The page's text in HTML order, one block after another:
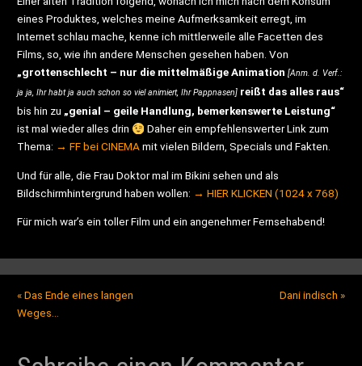
eines Produktes, welches meine Aufmerksamkeit erregt, im
Internet schlau mache, kenne ich mittlerweile alle Facetten des
Films, so, wie ihn andere Menschen gesehen haben. Von
„grottenschlecht – nur die mittelmäßige Animation[Anm. d. Verf.:
ja ja, Ihr habt ja auch schon so viel animiert, Ihr Pappnasen] reißt das alles raus“
bis hin zu „genial – geile Handlung, bemerkenswerte Leistung“
ist mal wieder alles drin
Daher ein empfehlenswerter Link zum
Thema: → FF bei CINEMA mit vielen Bildern, Specials und Fakten.
Und für alle, die Frau Doktor mal im Bikini sehen und als
Bildschirmhintergrund haben wollen: → HIER KLICKEN (1024 x 768)
Für mich war’s ein toller Film und ein angenehmer Fernsehabend!
«Das Ende eines langen
Weges…
Dani indisch »